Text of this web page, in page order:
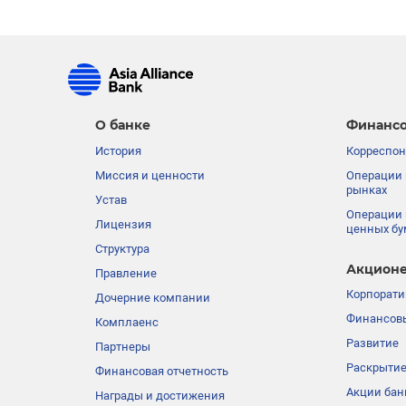
О банке
История
Миссия и ценности
Устав
Лицензия
Структура
Правление
Дочерние компании
Комплаенс
Партнеры
Финансовая отчетность
Награды и достижения
Операции
рынках
Операции
ценных
Развитие
Акции